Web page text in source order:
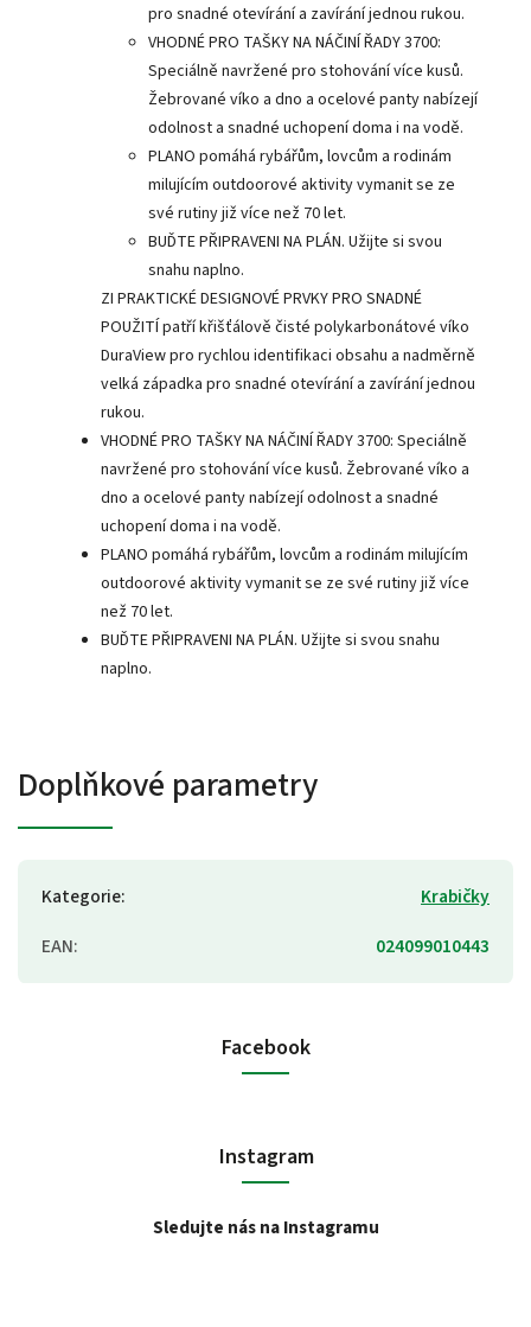
pro snadné otevírání a zavírání jednou rukou.
VHODNÉ PRO TAŠKY NA NÁČINÍ ŘADY 3700:
Speciálně navržené pro stohování více kusů.
Žebrované víko a dno a ocelové panty nabízejí
odolnost a snadné uchopení doma i na vodě.
PLANO pomáhá rybářům, lovcům a rodinám
milujícím outdoorové aktivity vymanit se ze
své rutiny již více než 70 let.
BUĎTE PŘIPRAVENI NA PLÁN. Užijte si svou
snahu naplno.
ZI PRAKTICKÉ DESIGNOVÉ PRVKY PRO SNADNÉ
POUŽITÍ patří křišťálově čisté polykarbonátové víko
DuraView pro rychlou identifikaci obsahu a nadměrně
velká západka pro snadné otevírání a zavírání jednou
rukou.
VHODNÉ PRO TAŠKY NA NÁČINÍ ŘADY 3700: Speciálně
navržené pro stohování více kusů. Žebrované víko a
dno a ocelové panty nabízejí odolnost a snadné
uchopení doma i na vodě.
PLANO pomáhá rybářům, lovcům a rodinám milujícím
outdoorové aktivity vymanit se ze své rutiny již více
než 70 let.
BUĎTE PŘIPRAVENI NA PLÁN. Užijte si svou snahu
naplno.
Doplňkové parametry
Kategorie:
Krabičky
EAN: 024099010443
Facebook
Instagram
Sledujte nás na Instagramu